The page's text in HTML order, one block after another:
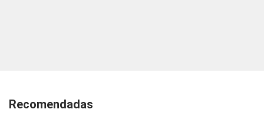
Recomendadas